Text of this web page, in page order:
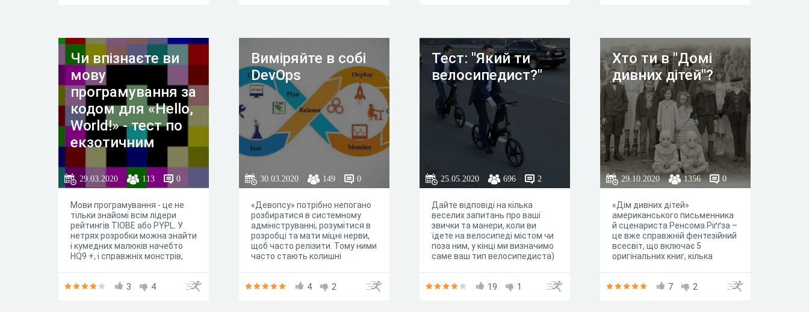
Чи впізнаєте ви
мову
програмування за
кодом для «Hello,
World!» - тест по
екзотичним
29.03.2020 113 0
Мови програмування - це не
тільки знайомі всім лідери
рейтингів TIOBE або PYPL. У
нетрях розробки можна знайти
і кумедних малюків начебто
HQ9 +, і справжніх монстрів,
знаєте екзотичні мови
3 4
Виміряйте в собі
DevOps
30.03.2020 149 0
«Девопсу» потрібно непогано
розбиратися в системному
адмініструванні, розумітися в
розробці та мати міцні нерви,
щоб часто релізити. Тому ними
часто стають колишні
що колишніми вони не
4 2
Тест: "Який ти
велосипедист?"
25.05.2020 696 2
Дайте відповіді на кілька
веселих запитань про ваші
звички та манери, коли ви
їдете на велосипеді містом чи
поза ним, у кінці ми визначимо
саме ваш тип велосипедиста)
19 1
Хто ти в "Домі
дивних дітей"?
29.10.2020 1356 0
«Дім дивних дітей»
американського письменника
й сценариста Ренсома Ріґґза –
це вже справжній фентезійний
всесвіт, що включає 5
оригінальних книг, кілька
Існує також химерна й неточна
7 2